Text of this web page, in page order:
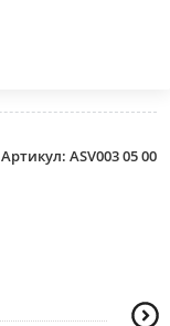
Артикул: ASV003 05 00